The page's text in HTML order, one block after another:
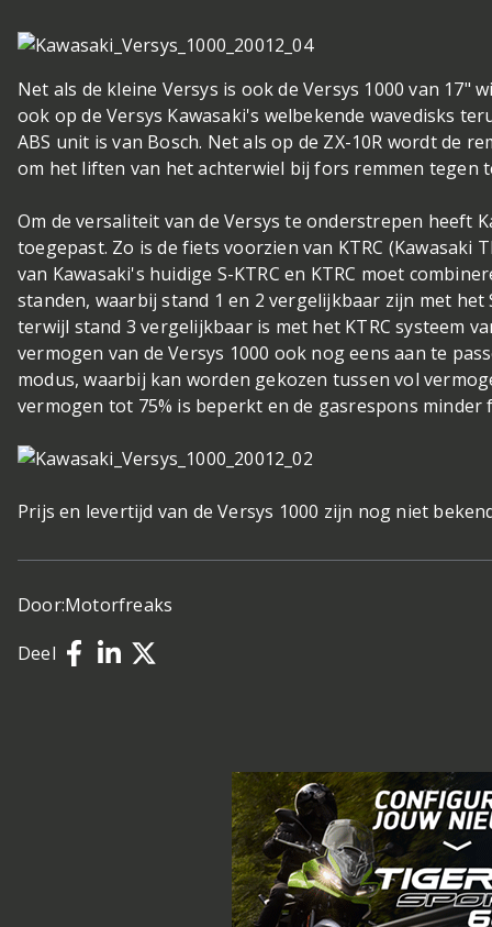
Net als de kleine Versys is ook de Versys 1000 van 17"
ook op de Versys Kawasaki's welbekende wavedisks
ABS unit is van Bosch. Net als op de ZX-10R wordt de
om het liften van het achterwiel bij fors remmen tegen
Om de versaliteit van de Versys te onderstrepen heeft
toegepast. Zo is de fiets voorzien van KTRC (Kawasaki
van Kawasaki's huidige S-KTRC en KTRC moet
standen, waarbij stand 1 en 2 vergelijkbaar zijn met het
terwijl stand 3 vergelijkbaar is met het KTRC systeem
vermogen van de Versys 1000 ook nog eens aan te
modus, waarbij kan worden gekozen tussen vol
vermogen tot 75% is beperkt en de gasrespons minder
Prijs en levertijd van de Versys 1000 zijn nog niet
Door:Motorfreaks
Deel